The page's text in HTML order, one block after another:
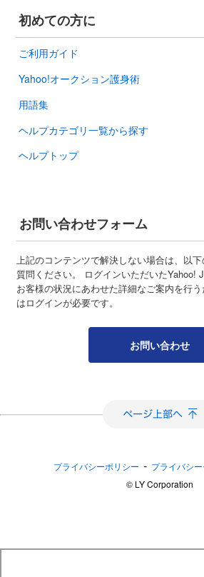
初めての方に
ご利用ガイド
Yahoo!オークション護身術
用語集
ヘルプカテゴリ一覧から探す
ヘルプトップ
お問い合わせフォーム
上記のコンテンツで解決しない場合は、以
質問ください。 ログインいただいたYahoo!
お客様の状況にあわせた詳細なご案内を行
はログインが必要です。
お問い合わせ
プライバシーポリシー - プライバシ
©︎ LY Corporation